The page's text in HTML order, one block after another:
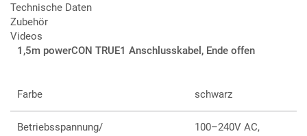
Technische Daten
Zubehör
Videos
1,5m powerCON TRUE1 Anschlusskabel, Ende offen
Farbe schwarz
Betriebsspannung/
100–240V AC,